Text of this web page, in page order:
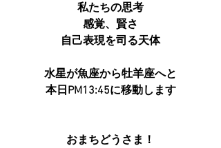
私たちの思考
感覚、賢さ
自己表現を司る天体
水星が魚座から牡羊座へと
本日PM13:45に移動します
おまちどうさま！